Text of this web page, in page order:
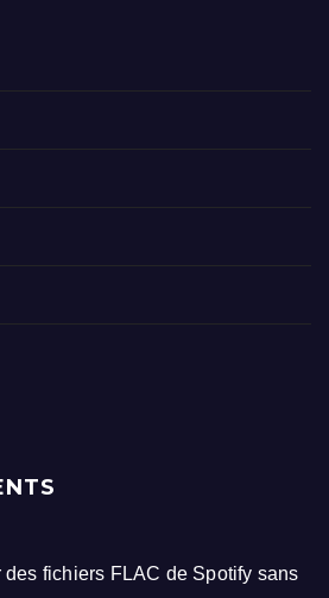
fichiers FLAC de Spotify sans